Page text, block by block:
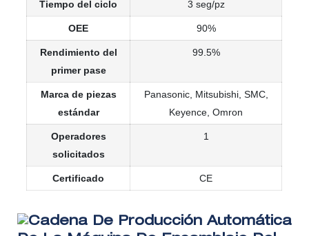
Tiempo del ciclo 3 seg/pz
OEE 90%
Rendimiento del
primer pase
99.5%
Marca de piezas
estándar
Panasonic, Mitsubishi, SMC,
Keyence, Omron
Operadores
solicitados
1
Certificado CE